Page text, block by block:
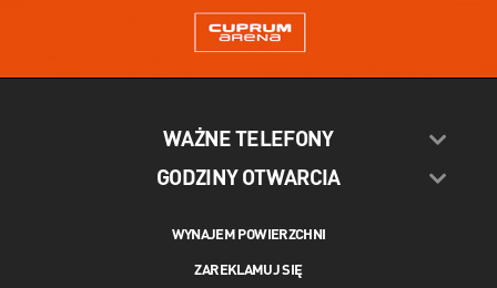
WAŻNE TELEFONY
GODZINY OTWARCIA
WYNAJEM POWIERZCHNI
ZAREKLAMUJ SIĘ